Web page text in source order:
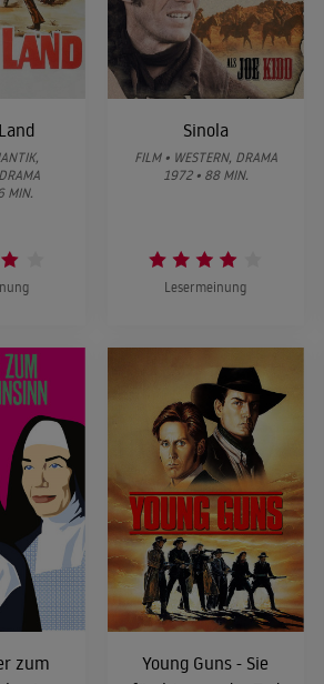
MIN.
Sinola
FILM • WESTERN, DRAMA
1972 • 88 MIN.
Lesermeinung
zum
Young Guns - Sie